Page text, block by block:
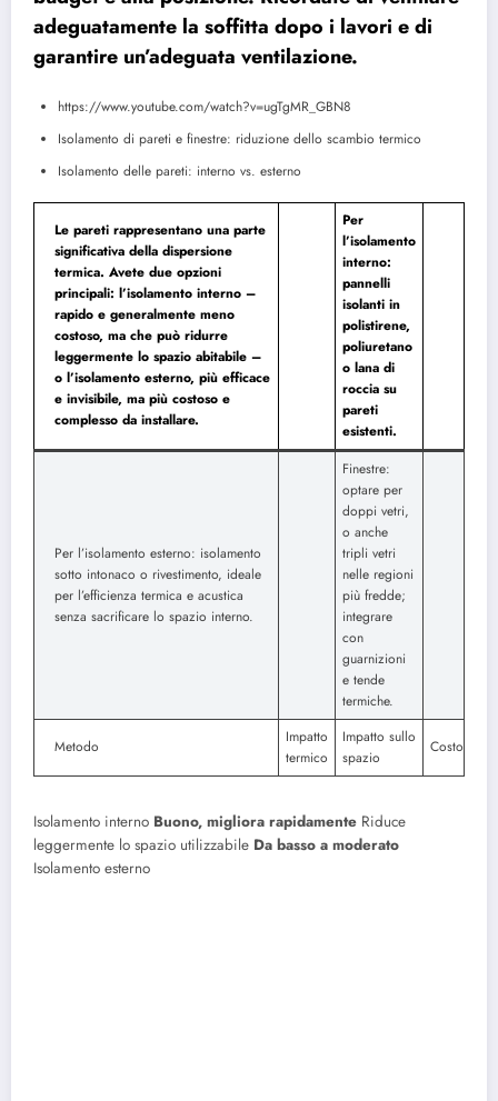
adeguatamente la soffitta dopo i lavori e di
garantire un’adeguata ventilazione.
https://www.youtube.com/watch?v=ugTgMR_GBN8
Isolamento di pareti e finestre: riduzione dello scambio termico
Isolamento delle pareti: interno vs. esterno
Le pareti rappresentano una parte
significativa della dispersione
termica. Avete due opzioni
principali: l’isolamento interno –
rapido e generalmente meno
costoso, ma che può ridurre
leggermente lo spazio abitabile –
o l’isolamento esterno, più efficace
e invisibile, ma più costoso e
complesso da installare.
Per
l’isolamento
interno:
pannelli
isolanti in
polistirene,
poliuretano
o lana di
roccia su
pareti
esistenti.
Per l’isolamento esterno: isolamento
sotto intonaco o rivestimento, ideale
per l’efficienza termica e acustica
senza sacrificare lo spazio interno.
Finestre:
optare per
doppi vetri,
o anche
tripli vetri
nelle regioni
più fredde;
integrare
con
guarnizioni
e tende
termiche.
Metodo
Impatto
termico
Impatto sullo
spazio
Costo
Isolamento interno Buono, migliora rapidamente Riduce
leggermente lo spazio utilizzabile Da basso a moderato
Isolamento esterno